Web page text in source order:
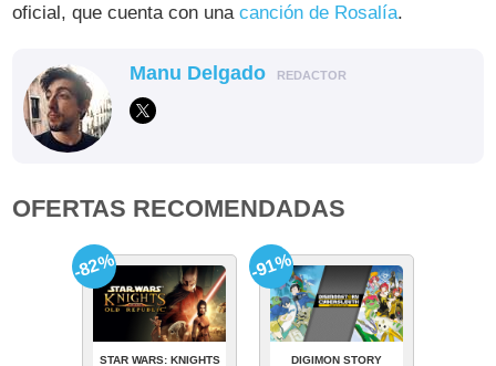
oficial, que cuenta con unacanción de Rosalía.
Manu Delgado REDACTOR
OFERTAS RECOMENDADAS
STAR WARS: KNIGHTS
-82%
DIGIMON STORY
-91%